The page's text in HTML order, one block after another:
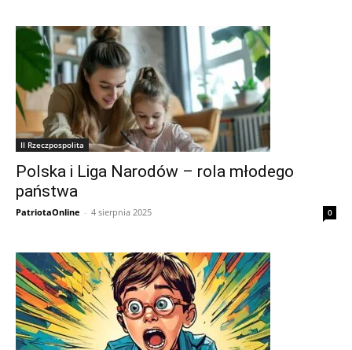
II Rzeczpospolita
Polska i Liga Narodów – rola młodego
państwa
PatriotaOnline - 4 sierpnia 2025 0